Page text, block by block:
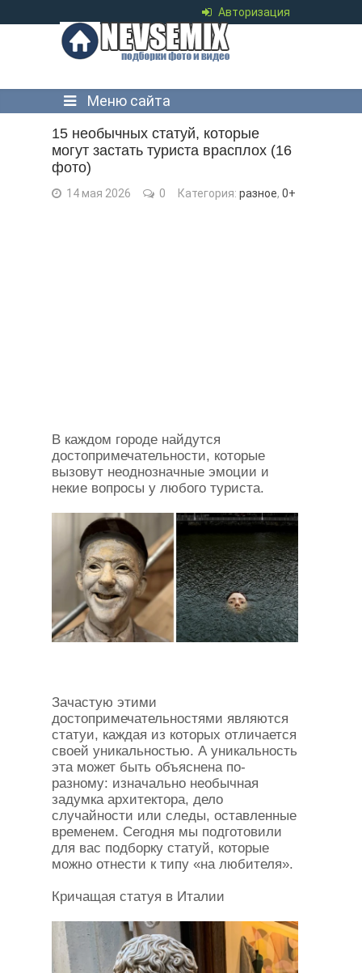
Авторизация
Меню сайта
15 необычных статуй, которые
могут застать туриста врасплох (16
фото)
14 мая 2026 0 Категория: разное, 0+
В каждом городе найдутся
достопримечательности, которые
вызовут неоднозначные эмоции и
некие вопросы у любого туриста.
Зачастую этими
достопримечательностями являются
статуи, каждая из которых отличается
своей уникальностью. А уникальность
эта может быть объяснена по-
разному: изначально необычная
задумка архитектора, дело
случайности или следы, оставленные
временем. Сегодня мы подготовили
для вас подборку статуй, которые
можно отнести к типу «на любителя».
Кричащая статуя в Италии